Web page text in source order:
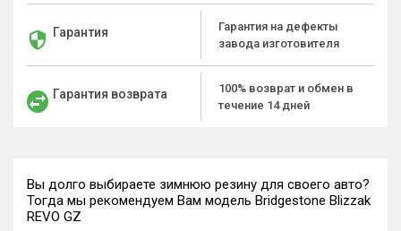
Гарантия
Гарантия на дефекты
завода изготовителя
Гарантия возврата
100% возврат и обмен в
течение 14 дней
Вы долго выбираете зимнюю резину для своего авто?
Тогда мы рекомендуем Вам модель Bridgestone Blizzak
REVO GZ